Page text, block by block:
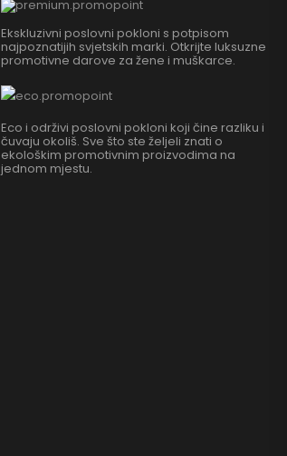
Ekskluzivni poslovni pokloni s potpisom
najpoznatijih svjetskih marki. Otkrijte luksuzne
promotivne darove za žene i muškarce.
Eco i održivi poslovni pokloni koji čine razliku i
čuvaju okoliš. Sve što ste željeli znati o
ekološkim promotivnim proizvodima na
jednom mjestu.